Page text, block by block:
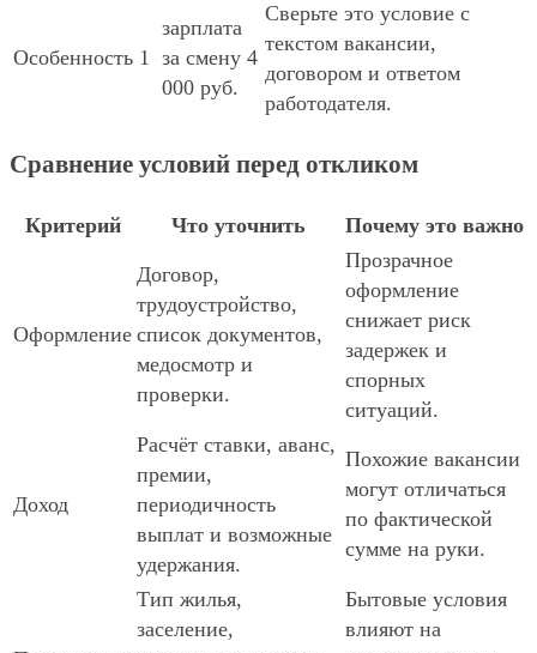
Особенность 1
зарплата
за смену 4
000 руб.
Сверьте это условие с
текстом вакансии,
договором и ответом
работодателя.
Сравнение условий перед откликом
Критерий Что уточнить Почему это важно
Оформление
Договор,
трудоустройство,
список документов,
медосмотр и
проверки.
Прозрачное
оформление
снижает риск
задержек и
спорных
ситуаций.
Доход
Расчёт ставки, аванс,
премии,
периодичность
выплат и возможные
удержания.
Похожие вакансии
могут отличаться
по фактической
сумме на руки.
Тип жилья,
заселение,
Бытовые условия
влияют на